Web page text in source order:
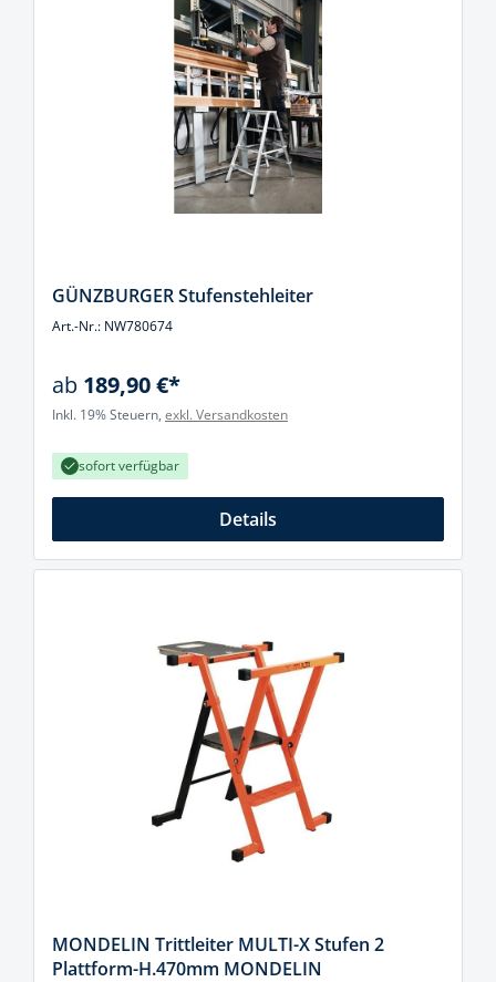
GÜNZBURGER Stufenstehleiter
Art.-Nr.: NW780674
ab 189,90 €*
Inkl. 19% Steuern, exkl. Versandkosten
sofort verfügbar
Details
MONDELIN Trittleiter MULTI-X Stufen 2
Plattform-H.470mm MONDELIN